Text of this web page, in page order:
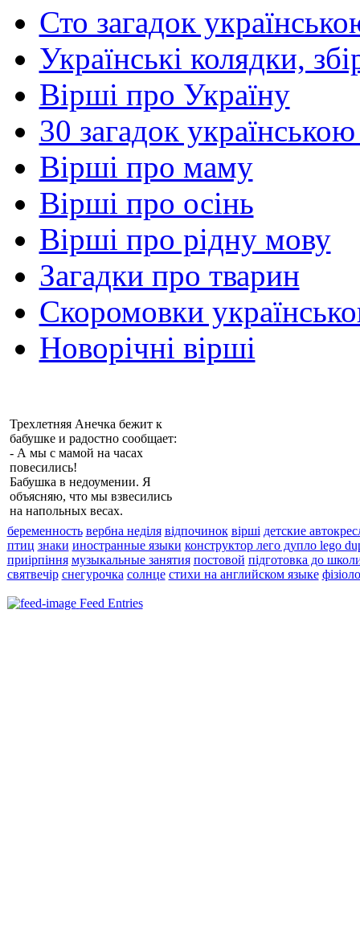
Сто загадок
Українські колядки,
Вірші про Україну
30 загадок
Вірші про маму
Вірші про осінь
Вірші про рідну мову
Загадки про тварин
Скоромовки
Новорічні вірші
Трехлетняя Анечка бежит к
бабушке и радостно сообщает:
- А мы с мамой на часах
повесились!
Бабушка в недоумении. Я
объясняю, что мы взвесились
на напольных весах.
беременность вербна неділя відпочинок вірші детские
птиц знаки иностранные языки конструктор лего дупло lego
приірпіння музыкальные занятия постовой підготовка до
святвечір снегурочка солнце стихи на английском языке
Feed Entries